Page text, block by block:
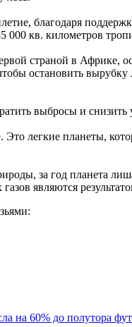
благодаря
000 кв. километров
страной в Африке,
остановить
выбросы и
легкие планеты,
за год планета
являются